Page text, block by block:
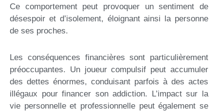
Ce comportement peut provoquer un sentiment de
désespoir et d’isolement, éloignant ainsi la personne
de ses proches.
Les conséquences financières sont particulièrement
préoccupantes. Un joueur compulsif peut accumuler
des dettes énormes, conduisant parfois à des actes
illégaux pour financer son addiction. L’impact sur la
vie personnelle et professionnelle peut également se